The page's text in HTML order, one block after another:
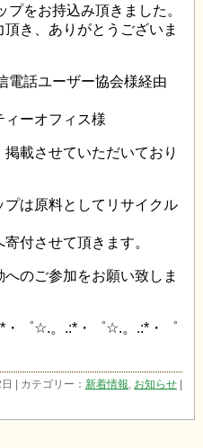
をお持込み頂きました。
き、ありがとうございま
話ユーザー協会様経由
ーオフィス様
させていただいており
は原料としてリサイクル
付させて頂きます。
のご参加をお願い致しま
゜☆.。.:*・゜☆.。.:*・゜
| カテゴリー：新着情報, お知らせ